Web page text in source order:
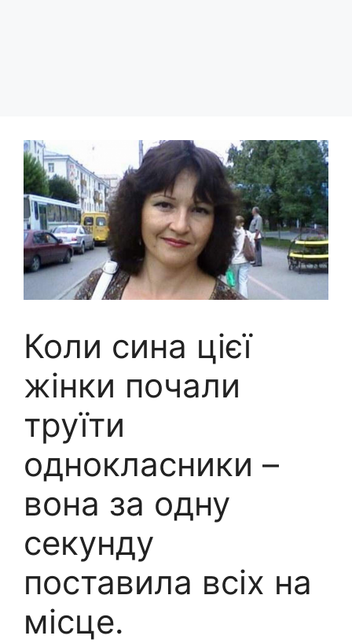
Коли сина цієї
жінки почали
труїти
однокласники –
вона за одну
секунду
поставила всіх на
місце.